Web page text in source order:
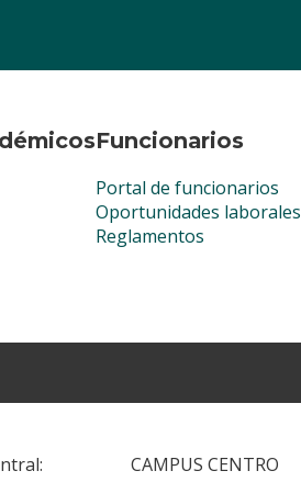
Funcionarios
Portal de funcionarios
Oportunidades laborales
Reglamentos
CAMPUS CENTRO